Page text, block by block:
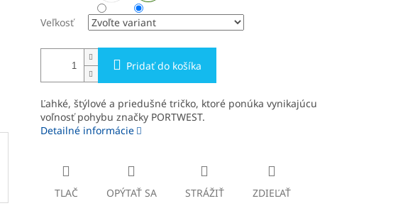
Veľkosť
Pridať do košíka
Ľahké, štýlové a priedušné tričko, ktoré ponúka vynikajúcu
voľnosť pohybu značky PORTWEST.
Detailné informácie
TLAČ OPÝTAŤ SA STRÁŽIŤ ZDIEĽAŤ